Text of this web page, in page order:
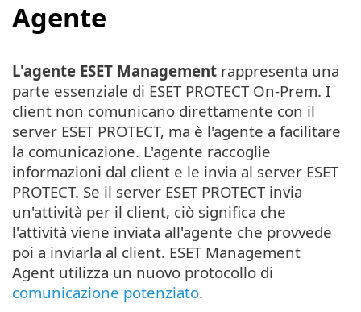
Agente
L'agente ESET Management rappresenta una
parte essenziale di ESET PROTECT On-Prem. I
client non comunicano direttamente con il
server ESET PROTECT, ma è l'agente a facilitare
la comunicazione. L'agente raccoglie
informazioni dal client e le invia al server ESET
PROTECT. Se il server ESET PROTECT invia
un'attività per il client, ciò significa che
l'attività viene inviata all'agente che provvede
poi a inviarla al client. ESET Management
Agent utilizza un nuovo protocollo di
comunicazione potenziato.